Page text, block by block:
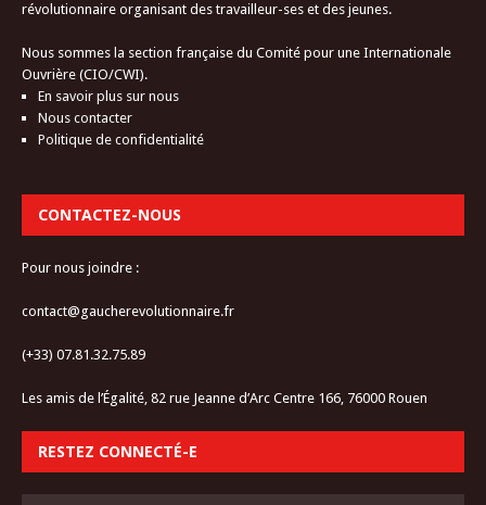
révolutionnaire organisant des travailleur-ses et des jeunes.
Nous sommes la section française du Comité pour une Internationale
Ouvrière (CIO/CWI).
En savoir plus sur nous
Nous contacter
Politique de confidentialité
CONTACTEZ-NOUS
Pour nous joindre :
contact@gaucherevolutionnaire.fr
(+33) 07.81.32.75.89
Les amis de l’Égalité, 82 rue Jeanne d’Arc Centre 166, 76000 Rouen
RESTEZ CONNECTÉ-E